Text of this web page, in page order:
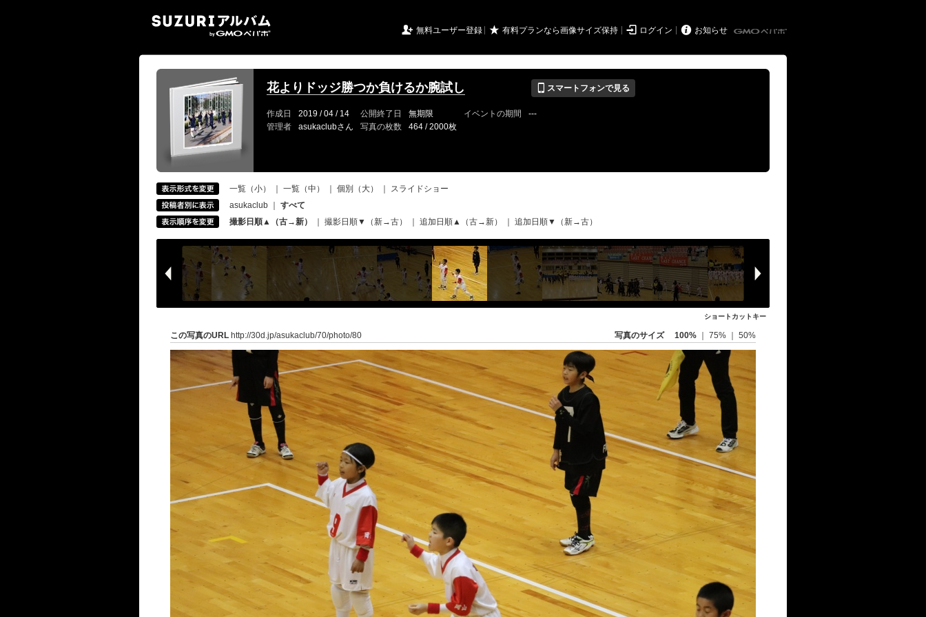
 無料ユーザー登録 ★ 有料プランなら画像サイズ保持  ログイン  お知らせ
花よりドッジ勝つか負けるか腕試し 📱 スマートフォンで見る
作成日 2019 / 04 / 14 公開終了日 無期限 イベントの期間
---
管理者
asukaclubさん 写真の枚数 464 / 2000枚
一覧（小） 一覧（中） 個別（大）
スライドショー
asukaclub
すべて
撮影日順▲（古→新）
撮影日順▼（新→古） 追加日順▲（古→新） 追加日順▼（新→古）
ショートカットキー
この写真のURL http://30d.jp/asukaclub/70/photo/80 写真のサイズ 100% 75% 50%